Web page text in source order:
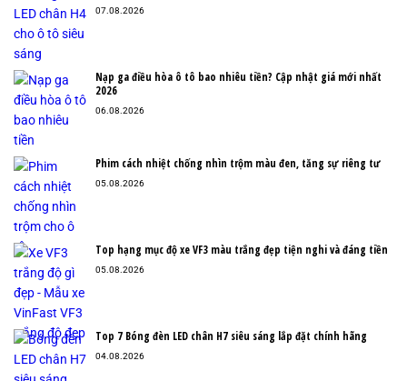
07.08.2026
Nạp ga điều hòa ô tô bao nhiêu tiền? Cập nhật giá mới nhất
2026
06.08.2026
Phim cách nhiệt chống nhìn trộm màu đen, tăng sự riêng tư
05.08.2026
Top hạng mục độ xe VF3 màu trắng đẹp tiện nghi và đáng tiền
05.08.2026
Top 7 Bóng đèn LED chân H7 siêu sáng lắp đặt chính hãng
04.08.2026